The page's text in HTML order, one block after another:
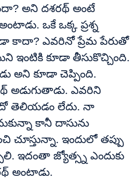
అని దశరథ్ అంటే
ఒకే ఒక్క ప్రశ్న
కాదా? ఎవరినో ప్రేమ పేరుతో
కూడా తీసుకొచ్చింది.
అని కూడా చెప్పింది.
అడుగుతాడు. ఎవరిని
తెలియడం లేదు. నా
కానీ దాసును
చూస్తున్నా. ఇందులో తప్పు
ఇదంతా జ్యోత్స్న ఎందుకు
అంటాడు.